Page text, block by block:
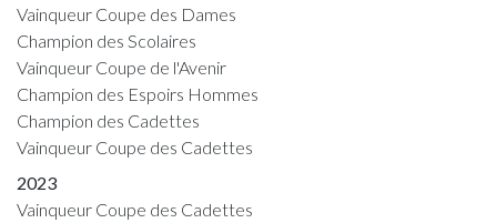
Vainqueur Coupe des Dames
Champion des Scolaires
Vainqueur Coupe de l'Avenir
Champion des Espoirs Hommes
Champion des Cadettes
Vainqueur Coupe des Cadettes
2023
Vainqueur Coupe des Cadettes